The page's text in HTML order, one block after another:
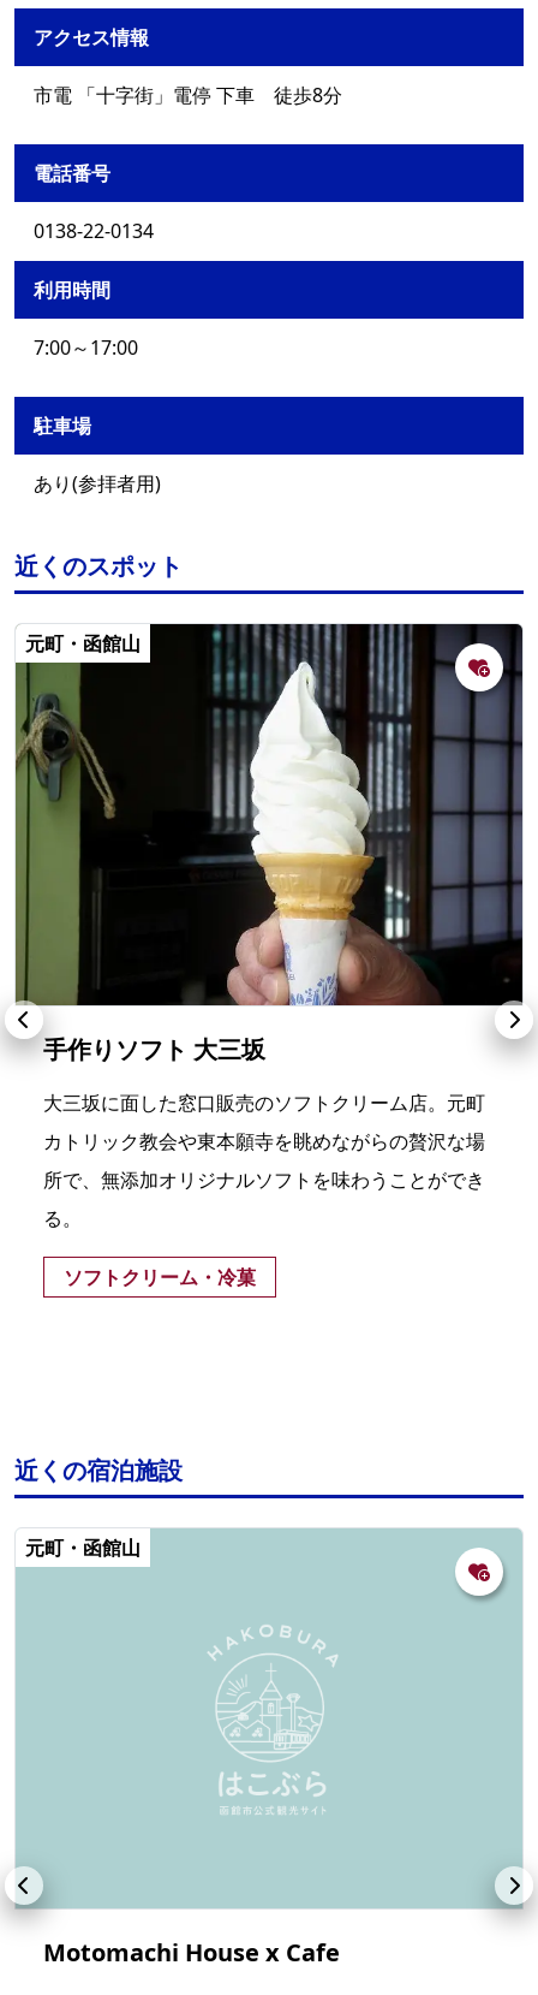
アクセス情報
市電 「十字街」電停 下車 徒歩8分
電話番号
0138-22-0134
利用時間
7:00～17:00
駐車場
あり(参拝者用)
近くのスポット
元町・函館山
手作りソフト 大三坂
大三坂に面した窓口販売のソフトクリーム店。元町
カトリック教会や東本願寺を眺めながらの贅沢な場
所で、無添加オリジナルソフトを味わうことができ
る。
ソフトクリーム・冷菓
近くの宿泊施設
元町・函館山
Motomachi House x Cafe